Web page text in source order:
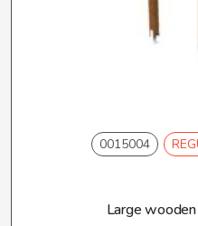
0015004
Large